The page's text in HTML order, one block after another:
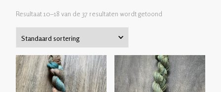
Resultaat 10–18 van de 37 resultaten wordt getoond